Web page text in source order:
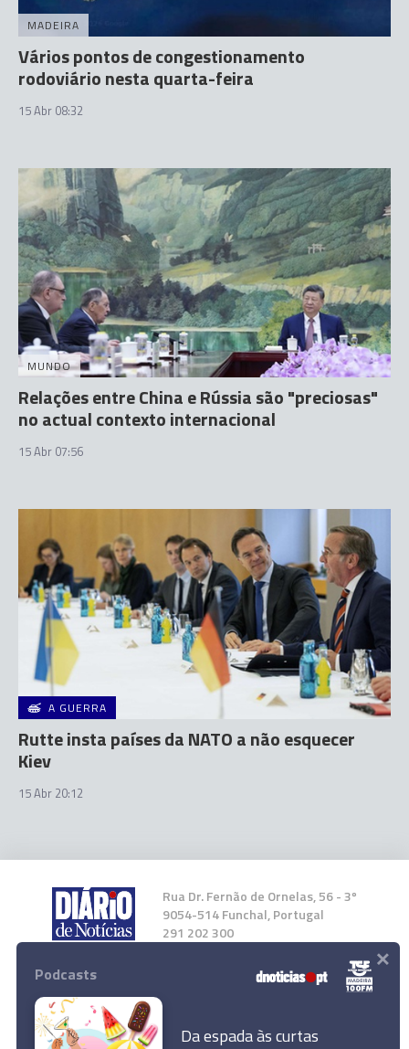
MADEIRA
Vários pontos de congestionamento
rodoviário nesta quarta-feira
15 Abr 08:32
MUNDO
Relações entre China e Rússia são "preciosas"
no actual contexto internacional
15 Abr 07:56
A GUERRA
Rutte insta países da NATO a não esquecer
Kiev
15 Abr 20:12
Rua Dr. Fernão de Ornelas, 56 - 3º
9054-514 Funchal, Portugal
291 202 300
Instale a nossa App
Podcasts
Da espada às curtas
×